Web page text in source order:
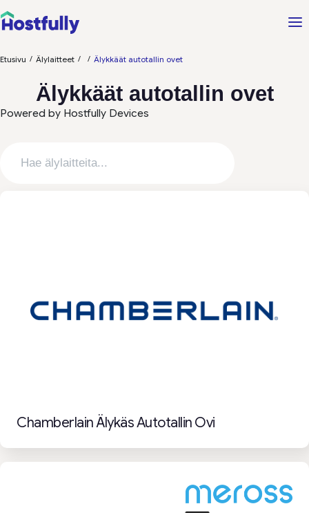
Etusivu / Älylaitteet / / Älykkäät autotallin ovet
Älykkäät autotallin ovet
Powered by Hostfully Devices
Chamberlain Älykäs Autotallin Ovi